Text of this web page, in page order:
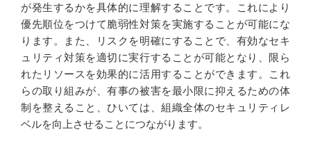
が発生するかを具体的に理解することです。これにより
優先順位をつけて脆弱性対策を実施することが可能にな
ります。また、リスクを明確にすることで、有効なセキ
ュリティ対策を適切に実行することが可能となり、限ら
れたリソースを効果的に活用することができます。これ
らの取り組みが、有事の被害を最小限に抑えるための体
制を整えること、ひいては、組織全体のセキュリティレ
ベルを向上させることにつながります。